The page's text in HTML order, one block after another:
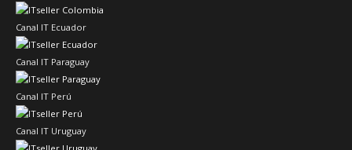
Canal IT Ecuador
Canal IT Paraguay
Canal IT Perú
Canal IT Uruguay